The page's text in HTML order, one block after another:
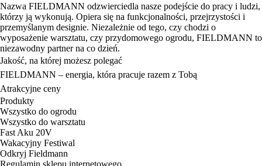
Nazwa FIELDMANN odzwierciedla nasze podejście do pracy i ludzi,
którzy ją wykonują. Opiera się na funkcjonalności, przejrzystości i
przemyślanym designie. Niezależnie od tego, czy chodzi o
wyposażenie warsztatu, czy przydomowego ogrodu, FIELDMANN to
niezawodny partner na co dzień.
Jakość, na której możesz polegać
FIELDMANN – energia, która pracuje razem z Tobą
Atrakcyjne ceny
Produkty
Wszystko do ogrodu
Wszystko do warsztatu
Fast Aku 20V
Wakacyjny Festiwal
Odkryj Fieldmann
Regulamin sklepu internetowego